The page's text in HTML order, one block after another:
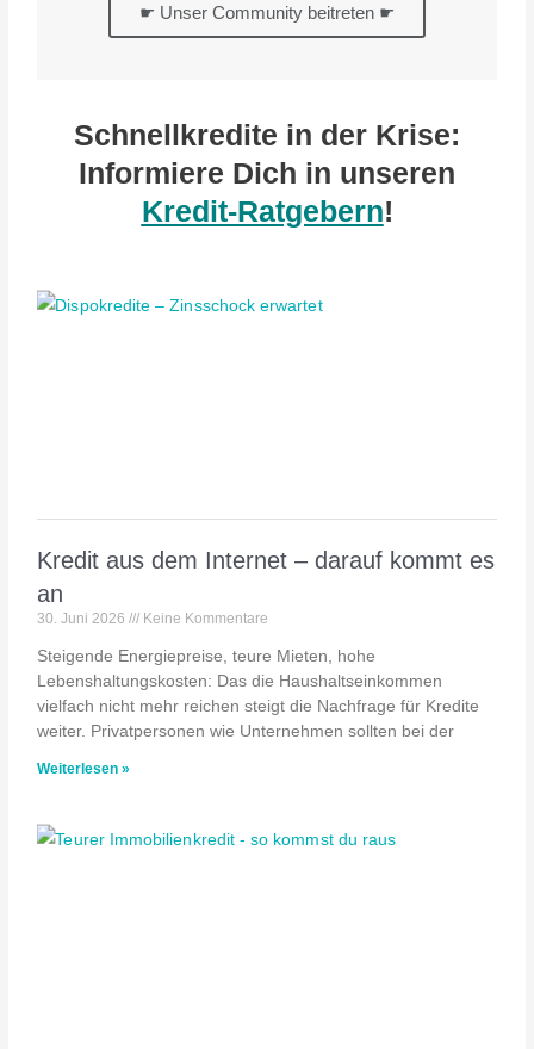
☛ Unser Community beitreten ☛
Schnellkredite in der Krise:
Informiere Dich in unseren
Kredit-Ratgebern!
Kredit aus dem Internet – darauf kommt es
an
30. Juni 2026 Keine Kommentare
Steigende Energiepreise, teure Mieten, hohe
Lebenshaltungskosten: Das die Haushaltseinkommen
vielfach nicht mehr reichen steigt die Nachfrage für Kredite
weiter. Privatpersonen wie Unternehmen sollten bei der
Weiterlesen »